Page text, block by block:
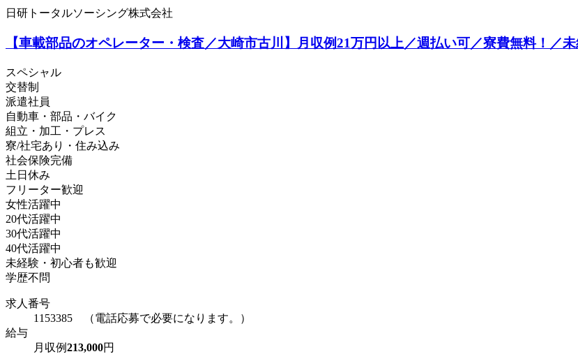
日研トータルソーシング株式会社
【車載部品のオペレーター・検査／大崎市古川】月収例21万円以上／週払い可／寮費無料！／
スペシャル
交替制
派遣社員
自動車・部品・バイク
組立・加工・プレス
寮/社宅あり・住み込み
社会保険完備
土日休み
フリーター歓迎
女性活躍中
20代活躍中
30代活躍中
40代活躍中
未経験・初心者も歓迎
学歴不問
求人番号
1153385 （電話応募で必要になります。）
給与
月収例213,000円